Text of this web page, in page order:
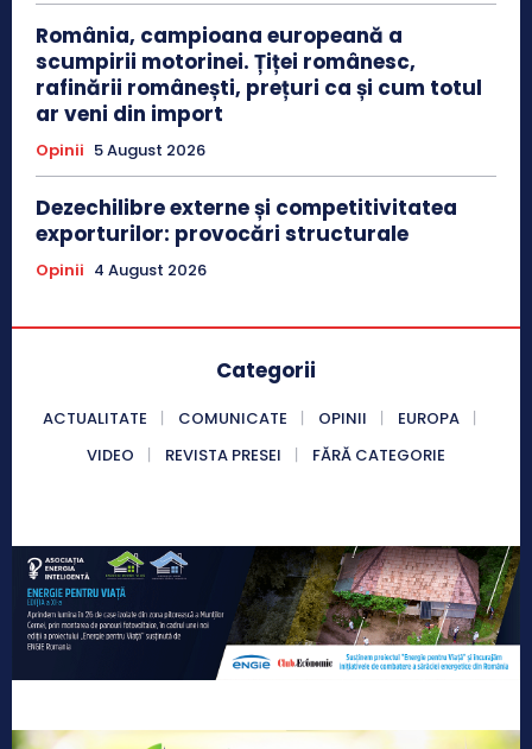
România, campioana europeană a
scumpirii motorinei. Țiței românesc,
rafinării românești, prețuri ca și cum totul
ar veni din import
Opinii 5 August 2026
Dezechilibre externe și competitivitatea
exporturilor: provocări structurale
Opinii 4 August 2026
Categorii
ACTUALITATE COMUNICATE OPINII
EUROPA
VIDEO
REVISTA PRESEI FĂRĂ CATEGORIE